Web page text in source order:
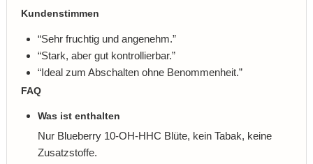
Kundenstimmen
“Sehr fruchtig und angenehm.”
“Stark, aber gut kontrollierbar.”
“Ideal zum Abschalten ohne Benommenheit.”
FAQ
Was ist enthalten
Nur Blueberry 10-OH-HHC Blüte, kein Tabak, keine
Zusatzstoffe.